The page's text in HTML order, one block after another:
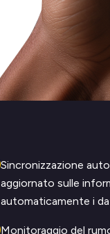
Sincronizzazione
aggiornato sulle
automaticamente i
Monitoraggio del